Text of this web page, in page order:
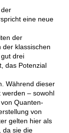
eine neue
der
der klassischen
drei
das Potenzial
Während dieser
– sowohl
Quanten-
von
gelten hier als
da sie die